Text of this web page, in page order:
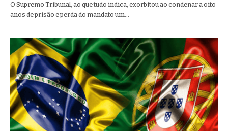
O Supremo Tribunal, ao que tudo indica, exorbitou ao condenar a oito
anos de prisão e perda do mandato um…